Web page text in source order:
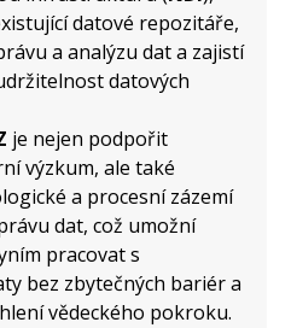
datové repozitáře,
a analýzu dat a zajistí
datových
je nejen podpořit
výzkum, ale také
a procesní zázemí
dat, což umožní
pracovat s
bez zbytečných bariér a
vědeckého pokroku.